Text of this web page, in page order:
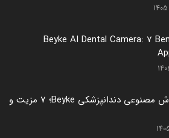
Beyke AI Dental Camera: 7
دوربین هوش مصنوعی دندانپزشکی Beyke؛ 7 مزیت و